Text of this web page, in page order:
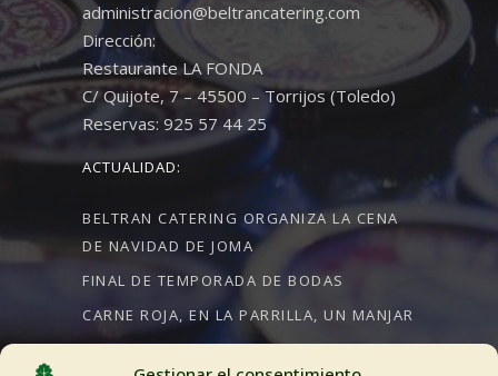
administracion@beltrancatering.com
Dirección:
Restaurante LA FONDA
C/ Quijote, 7 – 45500 – Torrijos (Toledo)
Reservas: 925 57 44 25
ACTUALIDAD:
BELTRAN CATERING ORGANIZA LA CENA
DE NAVIDAD DE JOMA
FINAL DE TEMPORADA DE BODAS
CARNE ROJA, EN LA PARRILLA, UN MANJAR